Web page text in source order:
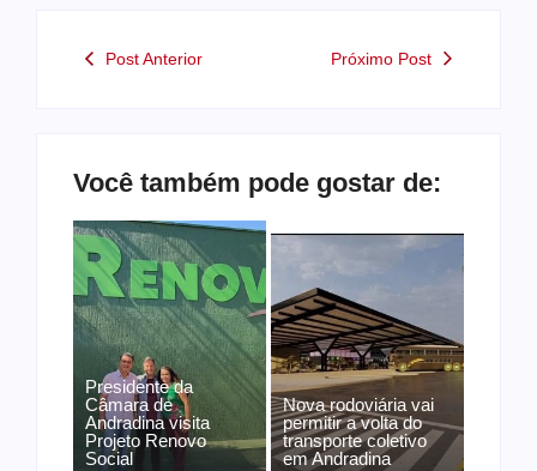
Post Anterior Próximo Post
Você também pode gostar de:
Presidente da
Câmara de
Andradina visita
Projeto Renovo
Social
Nova rodoviária vai
permitir a volta do
transporte coletivo
em Andradina